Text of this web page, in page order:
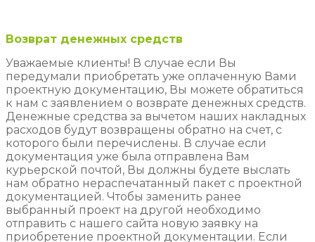
Возврат денежных средств
Уважаемые клиенты! В случае если Вы
передумали приобретать уже оплаченную Вами
проектную документацию, Вы можете обратиться
к нам с заявлением о возврате денежных средств.
Денежные средства за вычетом наших накладных
расходов будут возвращены обратно на счет, с
которого были перечислены. В случае если
документация уже была отправлена Вам
курьерской почтой, Вы должны будете выслать
нам обратно нераспечатанный пакет с проектной
документацией. Чтобы заменить ранее
выбранный проект на другой необходимо
отправить с нашего сайта новую заявку на
приобретение проектной документации. Если